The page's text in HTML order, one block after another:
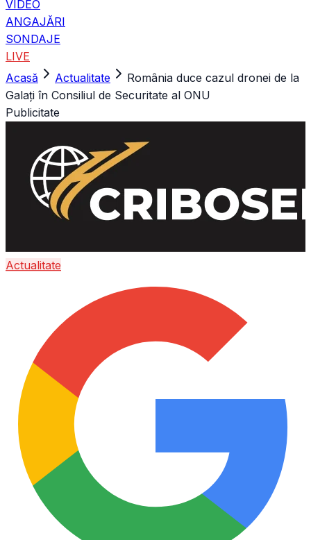
VIDEO
ANGAJĂRI
SONDAJE
LIVE
Acasă
Actualitate
România duce cazul dronei de la
Galați în Consiliul de Securitate al ONU
Publicitate
Actualitate